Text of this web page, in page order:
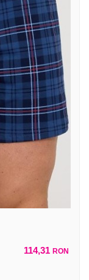
114,31 RON